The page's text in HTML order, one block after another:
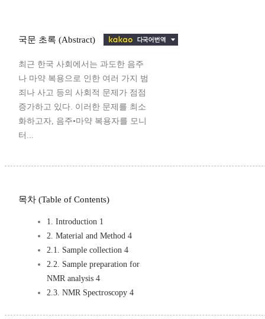
국문 초록 (Abstract)
최근 한국 사회에서는 과도한 음주
나 마약 복용으로 인한 여러 가지 범
죄나 사고 등의 사회적 문제가 점점
증가하고 있다. 이러한 문제를 최소
화하고자, 음주•마약 복용자를 모니
터...
목차 (Table of Contents)
1. Introduction 1
2. Material and Method 4
2.1. Sample collection 4
2.2. Sample preparation for
NMR analysis 4
2.3. NMR Spectroscopy 4